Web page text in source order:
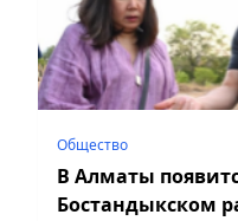
Общество
В Алматы
Бостандыкском